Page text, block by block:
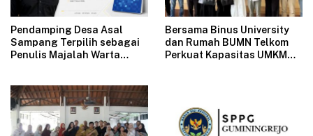
Pendamping Desa Asal
Sampang Terpilih sebagai
Penulis Majalah Warta
Bersama Binus University
dan Rumah BUMN Telkom
Perkuat Kapasitas UMKM